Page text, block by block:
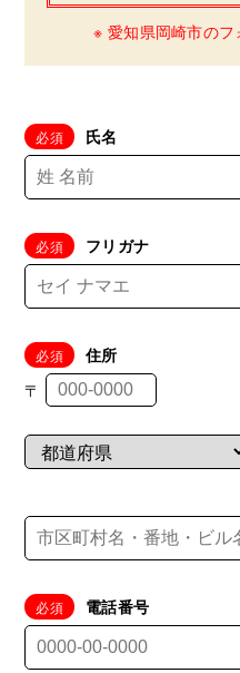
※ 愛知県岡崎市のフ
氏名
フリガナ
住所
〒
電話番号